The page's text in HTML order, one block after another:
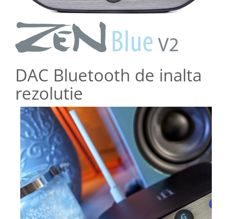
DAC Bluetooth de inalta
rezolutie